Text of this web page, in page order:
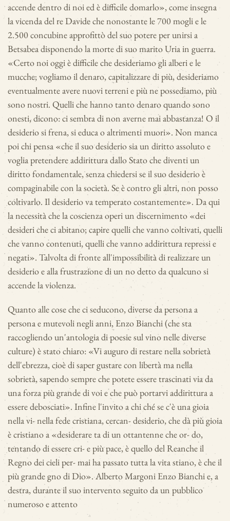
accende dentro di noi ed è difficile domarlo», come insegna
la vicenda del re Davide che nonostante le 700 mogli e le
2.500 concubine approfittò del suo potere per unirsi a
Betsabea disponendo la morte di suo marito Uria in guerra.
«Certo noi oggi è difficile che desideriamo gli alberi e le
mucche; vogliamo il denaro, capitalizzare di più, desideriamo
eventualmente avere nuovi terreni e più ne possediamo, più
sono nostri. Quelli che hanno tanto denaro quando sono
onesti, dicono: ci sembra di non averne mai abbastanza! O il
desiderio si frena, si educa o altrimenti muori». Non manca
poi chi pensa «che il suo desiderio sia un diritto assoluto e
voglia pretendere addirittura dallo Stato che diventi un
diritto fondamentale, senza chiedersi se il suo desiderio è
compaginabile con la società. Se è contro gli altri, non posso
coltivarlo. Il desiderio va temperato costantemente». Da qui
la necessità che la coscienza operi un discernimento «dei
desideri che ci abitano; capire quelli che vanno coltivati, quelli
che vanno contenuti, quelli che vanno addirittura repressi e
negati». Talvolta di fronte all'impossibilità di realizzare un
desiderio e alla frustrazione di un no detto da qualcuno si
accende la violenza.
Quanto alle cose che ci seducono, diverse da persona a
persona e mutevoli negli anni, Enzo Bianchi (che sta
raccogliendo un'antologia di poesie sul vino nelle diverse
culture) è stato chiaro: «Vi auguro di restare nella sobrietà
dell'ebrezza, cioè di saper gustare con libertà ma nella
sobrietà, sapendo sempre che potete essere trascinati via da
una forza più grande di voi e che può portarvi addirittura a
essere debosciati». Infine l'invito a chi ché se c'è una gioia
nella vi- nella fede cristiana, cercan- desiderio, che dà più gioia
è cristiano a «desiderare ta di un ottantenne che or- do,
tentando di essere cri- e più pace, è quello del Reanche il
Regno dei cieli per- mai ha passato tutta la vita stiano, è che il
più grande gno di Dio». Alberto Margoni Enzo Bianchi e, a
destra, durante il suo intervento seguito da un pubblico
numeroso e attento